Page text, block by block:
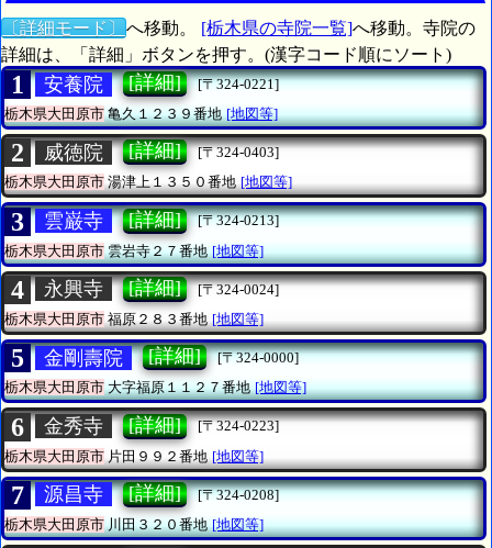
〔詳細モード〕 へ移動。 [栃木県の寺院一覧]へ移動。寺院の
詳細は、「詳細」ボタンを押す。(漢字コード順にソート)
1 安養院 [詳細]
[〒324-0221]
栃木県大田原市亀久１２３９番地 [地図等]
2 威徳院 [詳細]
[〒324-0403]
栃木県大田原市湯津上１３５０番地 [地図等]
3 雲巌寺 [詳細]
[〒324-0213]
栃木県大田原市雲岩寺２７番地 [地図等]
4 永興寺 [詳細]
[〒324-0024]
栃木県大田原市 福原２８３番地 [地図等]
5 金剛壽院 [詳細]
[〒324-0000]
栃木県大田原市大字福原１１２７番地 [地図等]
6 金秀寺 [詳細]
[〒324-0223]
栃木県大田原市 片田９９２番地 [地図等]
7 源昌寺 [詳細]
[〒324-0208]
栃木県大田原市川田３２０番地 [地図等]